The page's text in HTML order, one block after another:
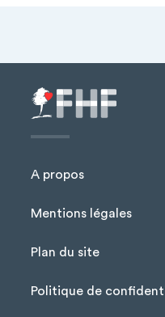
Menu Pied de page
A propos
Mentions légales
Plan du site
Politique de